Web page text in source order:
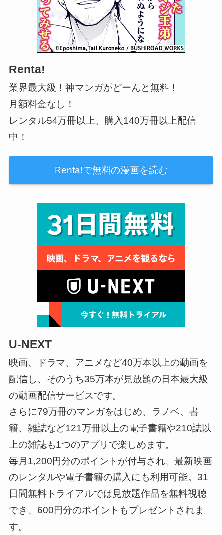
Renta!
業界最大級！神マンガがどーんと無料！
月額料金なし！
レンタル54万冊以上、購入140万冊以上配信
中！
Renta!で無料の漫画を読む
U-NEXT
映画、ドラマ、アニメなど40万本以上の動画を
配信し、そのうち35万本が見放題の日本最大級
の動画配信サービスです。
さらに79万冊のマンガをはじめ、ラノベ、書
籍、雑誌など121万冊以上の電子書籍や210誌以
上の雑誌も1つのアプリで楽しめます。
毎月1,200円分のポイントが付与され、最新映画
のレンタルや電子書籍の購入にも利用可能。31
日間無料トライアルでは見放題作品を無料視聴
でき、600円分のポイントもプレゼントされま
す。